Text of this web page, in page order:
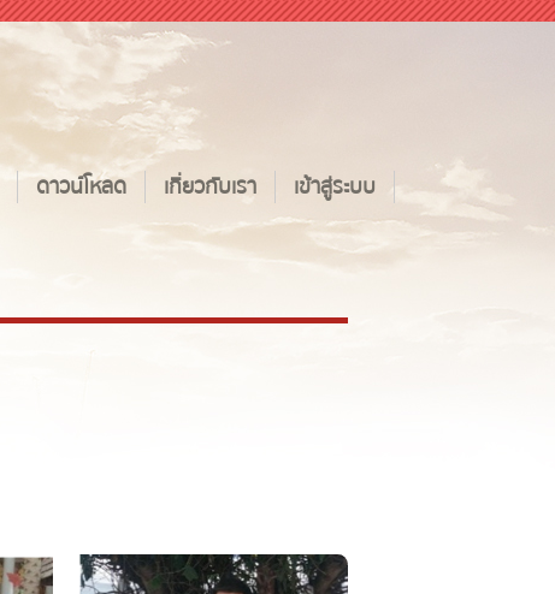
ดาวน์โหลด เกี่ยวกับเรา เข้าสู่ระบบ